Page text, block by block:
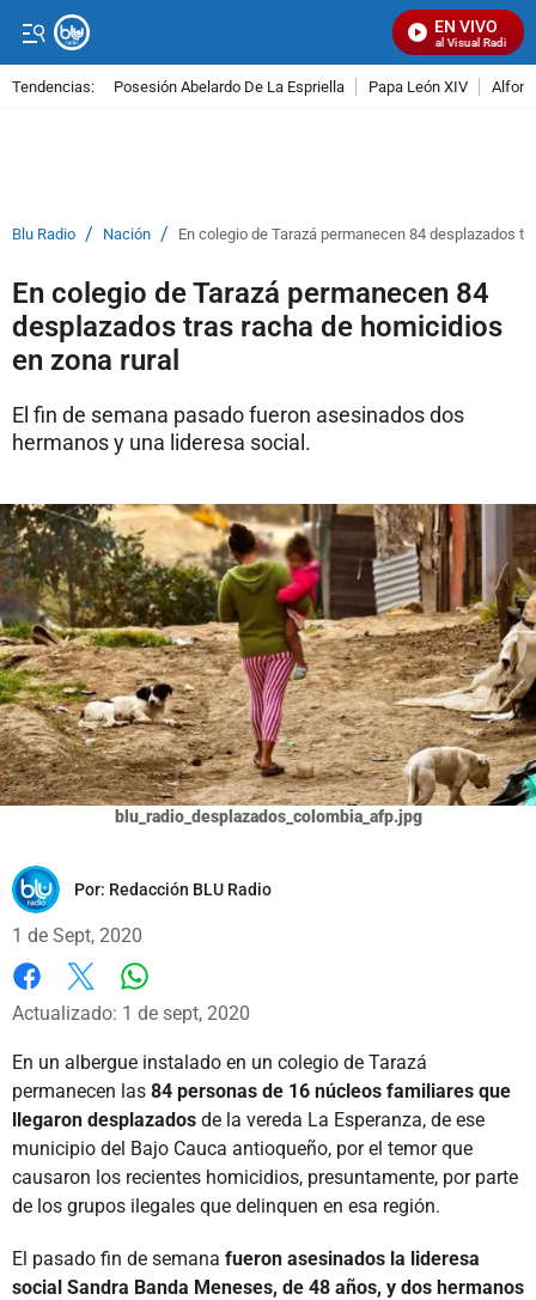
EN VIVO
Señal Visual Radio
Tendencias: Posesión Abelardo De La Espriella Papa León XIV
Blu Radio / Nación / En colegio de Tarazá permanecen 84 desplazados
En colegio de Tarazá permanecen 84
desplazados tras racha de homicidios
en zona rural
El fin de semana pasado fueron asesinados dos
hermanos y una lideresa social.
blu_radio_desplazados_colombia_afp.jpg
Por: Redacción BLU Radio
1 de Sept, 2020
Facebook
X
Actualizado: 1 de sept, 2020
En un albergue instalado en un colegio de Tarazá
permanecen las 84 personas de 16 núcleos familiares que
llegaron desplazados de la vereda La Esperanza, de ese
municipio del Bajo Cauca antioqueño, por el temor que
causaron los recientes homicidios, presuntamente, por parte
de los grupos ilegales que delinquen en esa región.
El pasado fin de semana fueron asesinados la lideresa
social Sandra Banda Meneses, de 48 años, y dos hermanos